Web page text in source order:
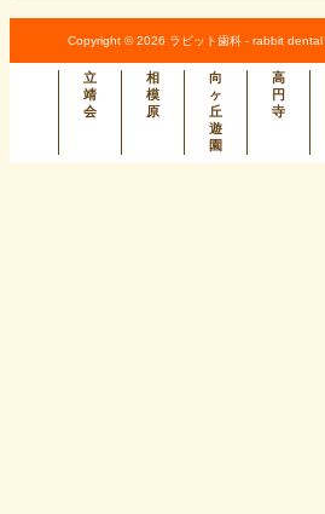
Copyright © 2026 ラビット歯科 - rabbit dental
立
靖
会
相
模
原
向
ヶ
丘
遊
園
高
円
寺